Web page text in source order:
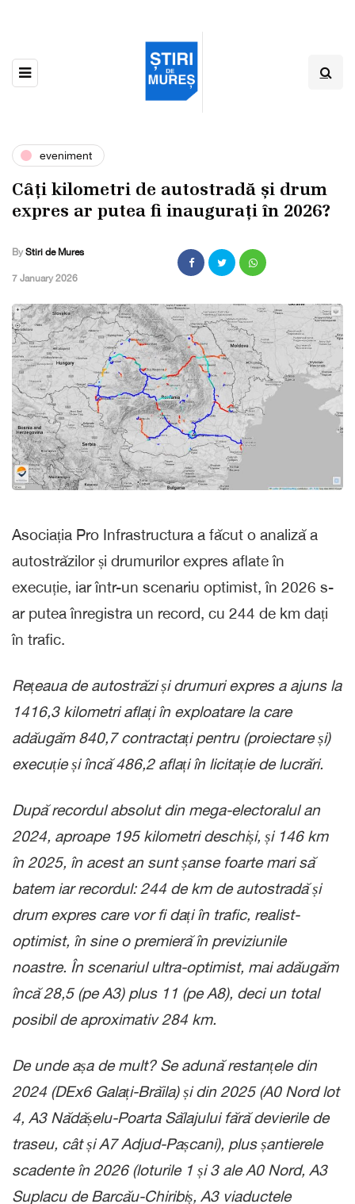
eveniment
Câți kilometri de autostradă și drum
expres ar putea fi inaugurați în 2026?
By Stiri de Mures
,7 January 2026
Asociația Pro Infrastructura a făcut o analiză a
autostrăzilor și drumurilor expres aflate în
execuție, iar într-un scenariu optimist, în 2026 s-
ar putea înregistra un record, cu 244 de km dați
în trafic.
Rețeaua de autostrăzi și drumuri expres a ajuns la
1416,3 kilometri aflați în exploatare la care
adăugăm 840,7 contractați pentru (proiectare și)
execuție și încă 486,2 aflați în licitație de lucrări.
După recordul absolut din mega-electoralul an
2024, aproape 195 kilometri deschiși, și 146 km
în 2025, în acest an sunt șanse foarte mari să
batem iar recordul: 244 de km de autostradă și
drum expres care vor fi dați în trafic, realist-
optimist, în sine o premieră în previziunile
noastre. În scenariul ultra-optimist, mai adăugăm
încă 28,5 (pe A3) plus 11 (pe A8), deci un total
posibil de aproximativ 284 km.
De unde așa de mult? Se adună restanțele din
2024 (DEx6 Galați-Brăila) și din 2025 (A0 Nord lot
4, A3 Nădășelu-Poarta Sălajului fără devierile de
traseu, cât și A7 Adjud-Pașcani), plus șantierele
scadente în 2026 (loturile 1 și 3 ale A0 Nord, A3
Suplacu de Barcău-Chiribiș, A3 viaductele